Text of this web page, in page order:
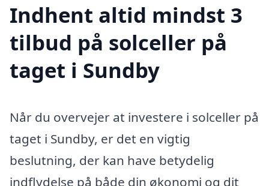
Indhent altid mindst 3
tilbud på solceller på
taget i Sundby
Når du overvejer at investere i solceller på
taget i Sundby, er det en vigtig
beslutning, der kan have betydelig
indflydelse på både din økonomi og dit